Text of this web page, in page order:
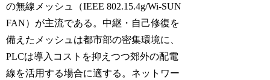
の無線メッシュ（IEEE 802.15.4g/Wi-SUN
FAN）が主流である。中継・自己修復を
備えたメッシュは都市部の密集環境に、
PLCは導入コストを抑えつつ郊外の配電
線を活用する場合に適する。ネットワー